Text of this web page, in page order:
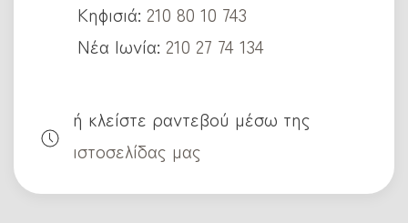
Κηφισιά: 210 80 10 743
Νέα Ιωνία: 210 27 74 134
ή κλείστε ραντεβού μέσω της
ιστοσελίδας μας